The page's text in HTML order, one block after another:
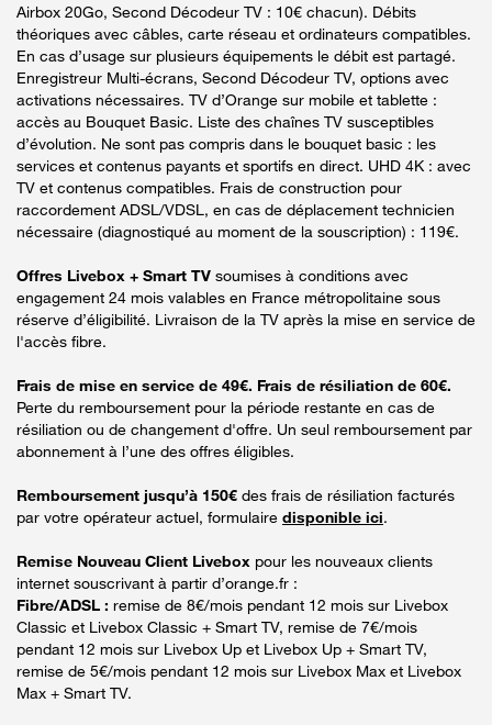
Airbox 20Go, Second Décodeur TV : 10€ chacun). Débits
théoriques avec câbles, carte réseau et ordinateurs compatibles.
En cas d’usage sur plusieurs équipements le débit est partagé.
Enregistreur Multi-écrans, Second Décodeur TV, options avec
activations nécessaires. TV d’Orange sur mobile et tablette :
accès au Bouquet Basic. Liste des chaînes TV susceptibles
d’évolution. Ne sont pas compris dans le bouquet basic : les
services et contenus payants et sportifs en direct. UHD 4K : avec
TV et contenus compatibles. Frais de construction pour
raccordement ADSL/VDSL, en cas de déplacement technicien
nécessaire (diagnostiqué au moment de la souscription) : 119€.
Offres Livebox + Smart TV soumises à conditions avec
engagement 24 mois valables en France métropolitaine sous
réserve d’éligibilité. Livraison de la TV après la mise en service de
l'accès fibre.
Frais de mise en service de 49€. Frais de résiliation de 60€.
Perte du remboursement pour la période restante en cas de
résiliation ou de changement d'offre. Un seul remboursement par
abonnement à l’une des offres éligibles.
Remboursement jusqu’à 150€ des frais de résiliation facturés
par votre opérateur actuel, formulaire disponible ici.
Remise Nouveau Client Livebox pour les nouveaux clients
internet souscrivant à partir d’orange.fr :
Fibre/ADSL : remise de 8€/mois pendant 12 mois sur Livebox
Classic et Livebox Classic + Smart TV, remise de 7€/mois
pendant 12 mois sur Livebox Up et Livebox Up + Smart TV,
remise de 5€/mois pendant 12 mois sur Livebox Max et Livebox
Max + Smart TV.